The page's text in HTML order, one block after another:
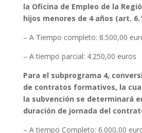
la Oficina de Empleo de la
hijos menores de 4 años (art.
– A Tiempo completo: 8.500,00
– A tiempo parcial: 4.250,00 euros
Para el subprograma 4,
de contratos formativos, la
la subvención se determinará
duración de jornada del
– A tiempo Completo: 6.000,00